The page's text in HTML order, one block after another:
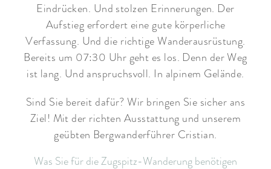
Eindrücken. Und stolzen Erinnerungen. Der
Aufstieg erfordert eine gute körperliche
Verfassung. Und die richtige Wanderausrüstung.
Bereits um 07:30 Uhr geht es los. Denn der Weg
ist lang. Und anspruchsvoll. In alpinem Gelände.
Sind Sie bereit dafür? Wir bringen Sie sicher ans
Ziel! Mit der richten Ausstattung und unserem
geübten Bergwanderführer Cristian.
Was Sie für die Zugspitz-Wanderung benötigen